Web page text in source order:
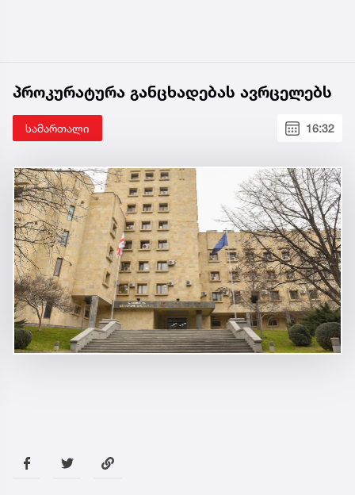
პროკურატურა განცხადებას ავრცელებს
სამართალი 16:32